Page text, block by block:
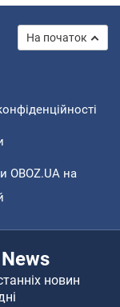
На початок
OBOZ.UA на
новин